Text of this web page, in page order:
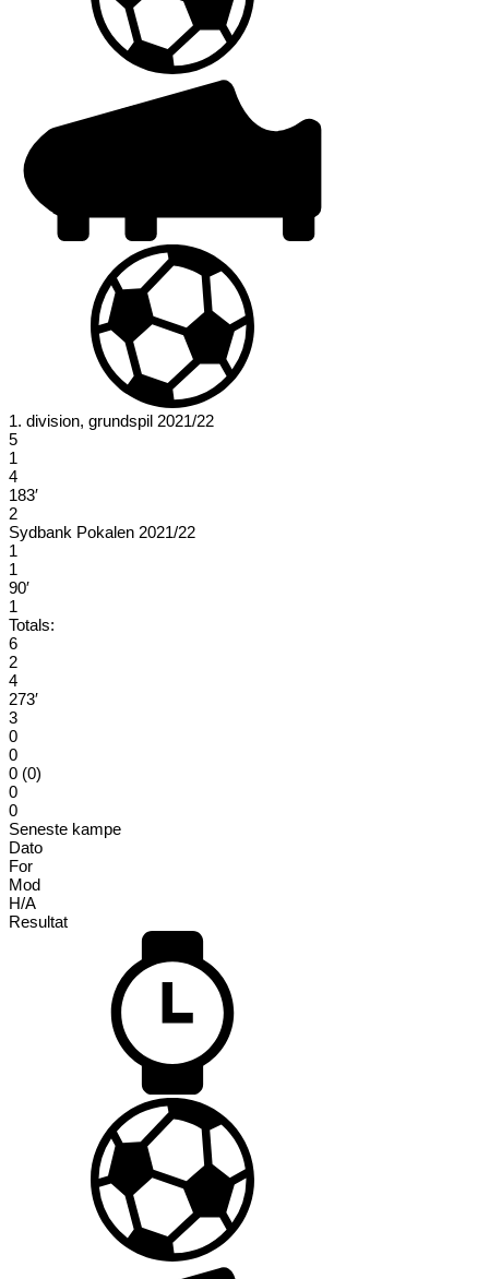
1. division, grundspil 2021/22
5
1
4
183′
2
Sydbank Pokalen 2021/22
1
1
90′
1
Totals:
6
2
4
273′
3
0
0
0 (0)
0
0
Seneste kampe
Dato
For
Mod
H/A
Resultat